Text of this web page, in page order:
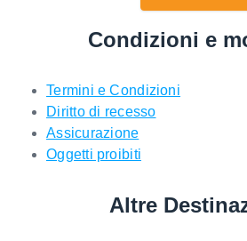
Condizioni e
Termini e Condizioni
Diritto di recesso
Assicurazione
Oggetti proibiti
Altre